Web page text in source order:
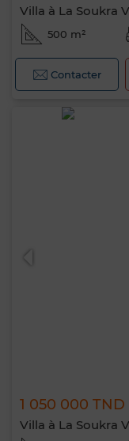
Villa à La Soukra
500 m²
Contacter
1 050 000 TND
Villa à La Soukra